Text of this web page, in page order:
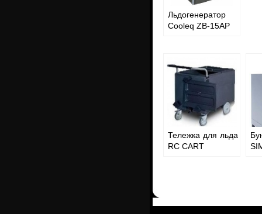
Льдогенератор
Cooleq ZB-15AP
Тележка для льда
RC CART